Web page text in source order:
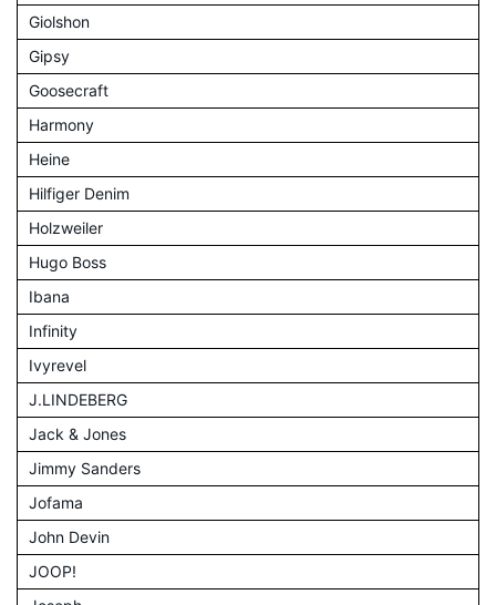
Giolshon
Gipsy
Goosecraft
Harmony
Heine
Hilfiger Denim
Holzweiler
Hugo Boss
Ibana
Infinity
Ivyrevel
J.LINDEBERG
Jack & Jones
Jimmy Sanders
Jofama
John Devin
JOOP!